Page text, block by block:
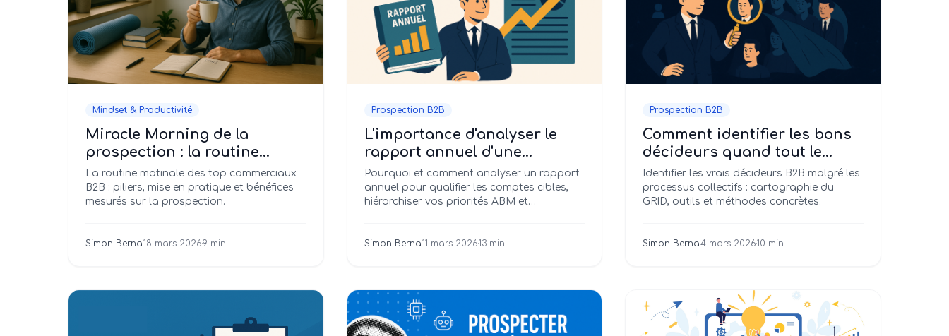
Mindset & Productivité
Miracle Morning de la
prospection : la routine
secrète des meilleurs
commerciaux
La routine matinale des top commerciaux
B2B : piliers, mise en pratique et bénéfices
mesurés sur la prospection.
Simon Berna·18 mars 2026·9 min
Prospection B2B
L'importance d'analyser le
rapport annuel d'une
entreprise cotée avant de
lancer une campagne ABM
Pourquoi et comment analyser un rapport
annuel pour qualifier les comptes cibles,
hiérarchiser vos priorités ABM et
Simon Berna·11 mars 2026·13 min
Prospection B2B
Comment identifier les bons
décideurs quand tout le
monde se cache derrière un
collectif
Identifier les vrais décideurs B2B malgré les
processus collectifs : cartographie du
GRID, outils et méthodes concrètes.
Simon Berna·4 mars 2026·10 min